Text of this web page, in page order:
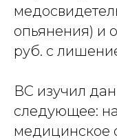
опьянения) и
руб. с
ВС изучил
следующее:
медицинское